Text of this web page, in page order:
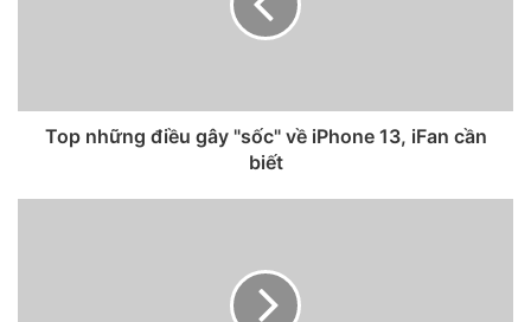
Ảnh concept iPhone 13 Pro.
Top những điều gây "sốc" về iPhone 13, iFan cần
biết